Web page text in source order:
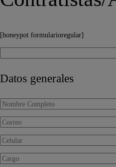
[honeypot formularioregular]
Datos generales